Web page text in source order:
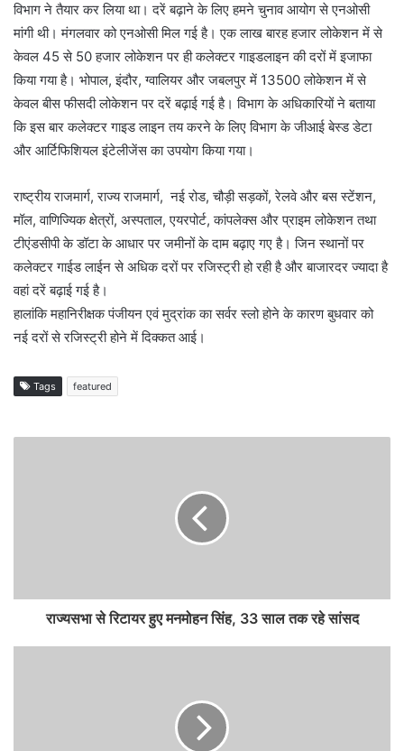
विभाग ने तैयार कर लिया था। दरें बढ़ाने के लिए हमने चुनाव आयोग से एनओसी
मांगी थी। मंगलवार को एनओसी मिल गई है। एक लाख बारह हजार लोकेशन में से
केवल 45 से 50 हजार लोकेशन पर ही कलेक्टर गाइडलाइन की दरों में इजाफा
किया गया है। भोपाल, इंदौर, ग्वालियर और जबलपुर में 13500 लोकेशन में से
केवल बीस फीसदी लोकेशन पर दरें बढ़ाई गई है। विभाग के अधिकारियों ने बताया
कि इस बार कलेक्टर गाइड लाइन तय करने के लिए विभाग के जीआई बेस्ड डेटा
और आर्टिफिशियल इंटेलीजेंस का उपयोग किया गया।
राष्ट्रीय राजमार्ग, राज्य राजमार्ग, नई रोड, चौड़ी सड़कों, रेलवे और बस स्टेंशन,
मॉल, वाणिज्यिक क्षेत्रों, अस्पताल, एयरपोर्ट, कांपलेक्स और प्राइम लोकेशन तथा
टीएंडसीपी के डॉटा के आधार पर जमीनों के दाम बढ़ाए गए है। जिन स्थानों पर
कलेक्टर गाईड लाईन से अधिक दरों पर रजिस्ट्री हो रही है और बाजारदर ज्यादा है
वहां दरें बढ़ाई गई है।
हालांकि महानिरीक्षक पंजीयन एवं मुद्रांक का सर्वर स्लो होने के कारण बुधवार को
नई दरों से रजिस्ट्री होने में दिक्कत आई।
Tags featured
राज्यसभा से रिटायर हुए मनमोहन सिंह, 33 साल तक रहे सांसद